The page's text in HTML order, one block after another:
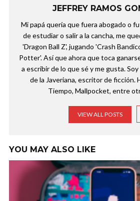
JEFFREY RAMOS
Mi papá quería que fuera abogado o
de estudiar o salir a la cancha, me
'Dragon Ball Z', jugando 'Crash
Potter'. Así que ahora que toca
a escribir de lo que sé y me gusta.
de la Javeriana, escritor de ficción.
Tiempo, Mallpocket, entre
VIEW ALL POSTS
YOU MAY ALSO LIKE